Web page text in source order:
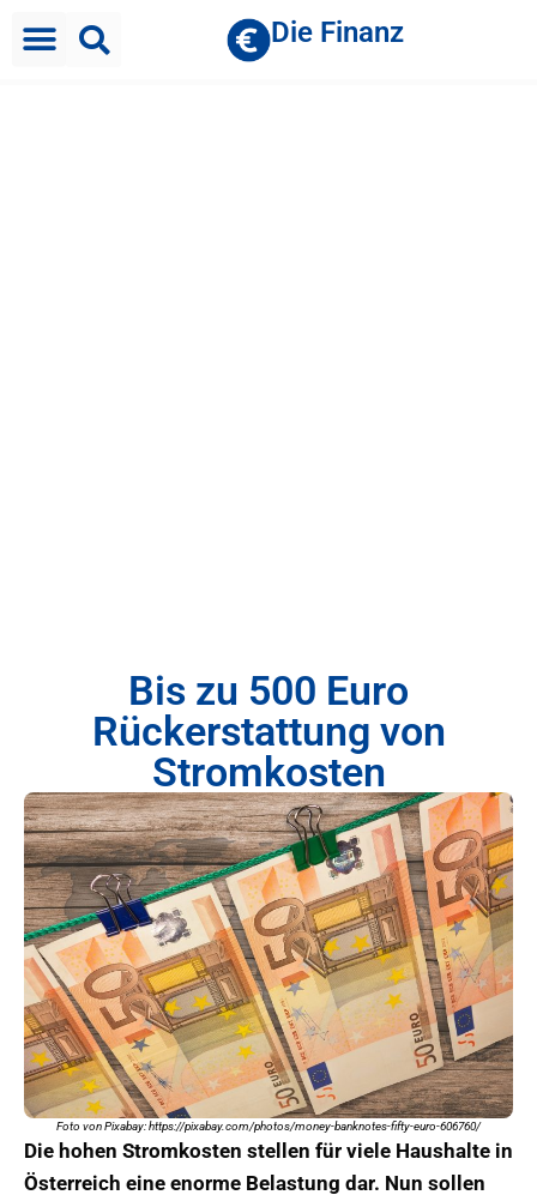
Die Finanz
Bis zu 500 Euro
Rückerstattung von
Stromkosten
Foto von Pixabay: https://pixabay.com/photos/money-banknotes-fifty-euro-606760/
Die hohen Stromkosten stellen für viele Haushalte in
Österreich eine enorme Belastung dar. Nun sollen